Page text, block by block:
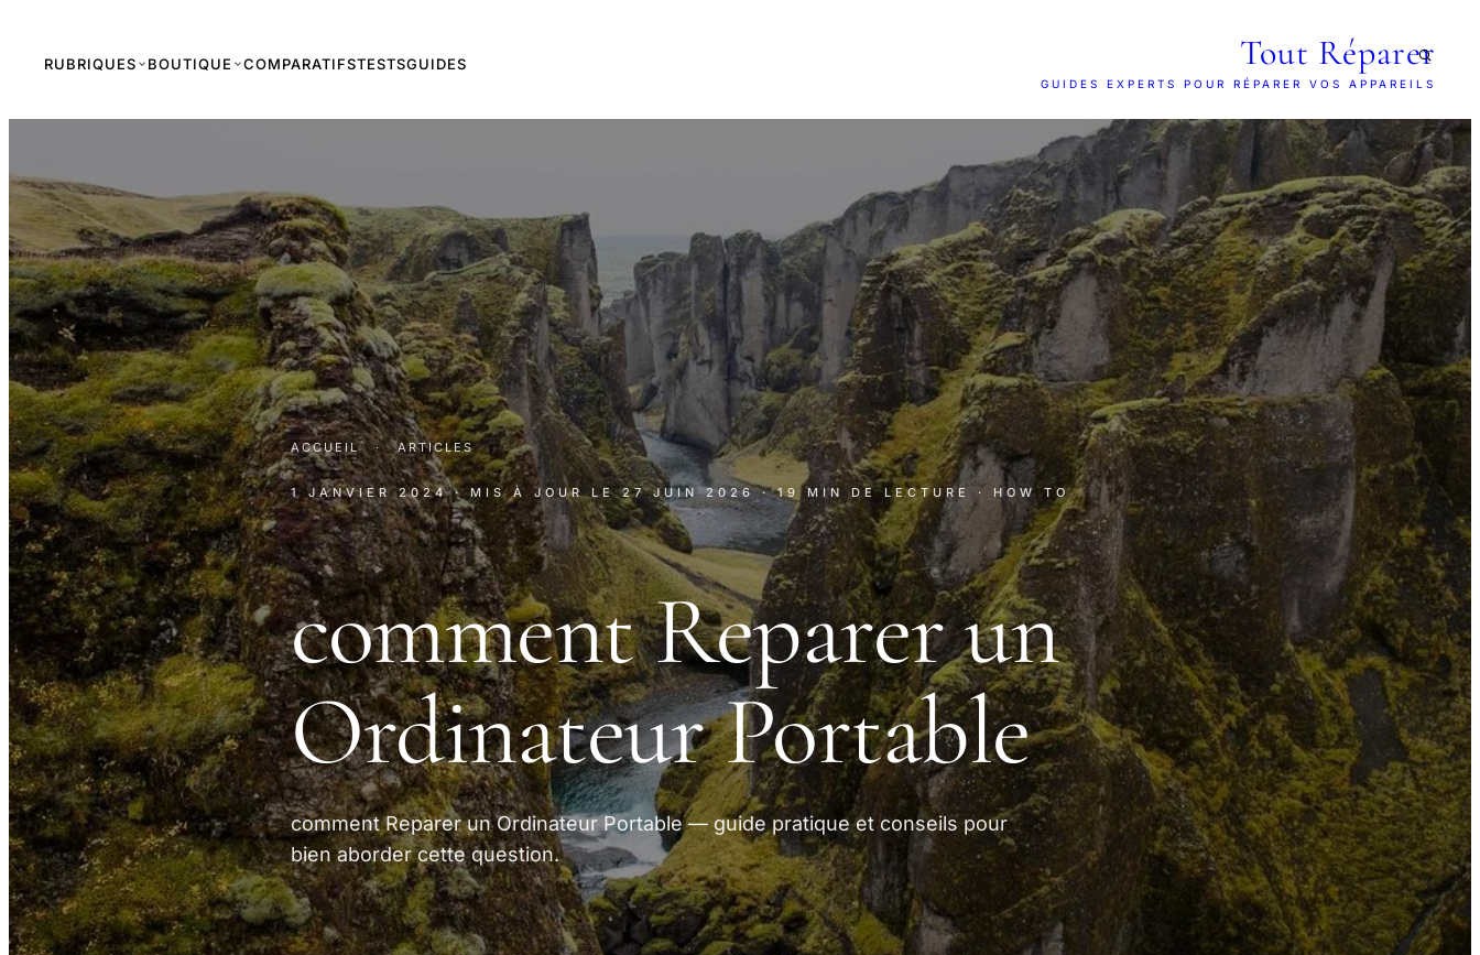
RUBRIQUES BOUTIQUE COMPARATIFSTESTSGUIDES Tout Réparer
GUIDES EXPERTS POUR RÉPARER VOS APPAREILS
ACCUEIL · ARTICLES
1 JANVIER 2024 · MIS À JOUR LE27 JUIN 2026 · 19 MIN DE LECTURE · HOW TO
comment Reparer un
Ordinateur Portable
comment Reparer un Ordinateur Portable — guide pratique et conseils pour
bien aborder cette question.